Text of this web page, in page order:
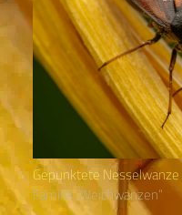
Gepunktete Nesselwanze
Familie „Weichwanzen“